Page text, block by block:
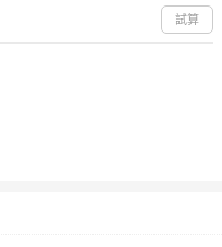
試算